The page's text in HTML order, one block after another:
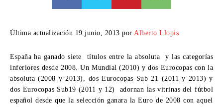
Última actualización 19 junio, 2013 por Alberto Llopis
España ha ganado siete títulos entre la absoluta y las categorías
inferiores desde 2008. Un Mundial (2010) y dos Eurocopas con la
absoluta (2008 y 2013), dos Eurocopas Sub 21 (2011 y 2013) y
dos Eurocopas Sub19 (2011 y 12) adornan las vitrinas del fútbol
español desde que la selección ganara la Euro de 2008 con aquel